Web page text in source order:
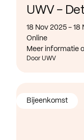
UWV -
18 Nov 2025 - 18
Online
Meer informatie
Door UWV
Bijeenkomst